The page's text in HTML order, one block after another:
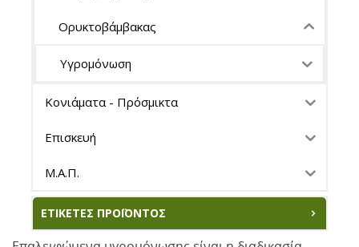
Ορυκτοβάμβακας
Υγρομόνωση
Κονιάματα - Πρόσμικτα
Επισκευή
Μ.Α.Π.
ΕΤΙΚΈΤΕΣ ΠΡΟΪΌΝΤΟΣ